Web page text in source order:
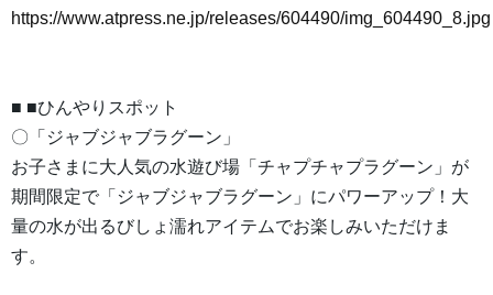
https://www.atpress.ne.jp/releases/604490/img_604490_8.jpg
■ ■ひんやりスポット
〇「ジャブジャブラグーン」
お子さまに大人気の水遊び場「チャプチャプラグーン」が
期間限定で「ジャブジャブラグーン」にパワーアップ！大
量の水が出るびしょ濡れアイテムでお楽しみいただけま
す。